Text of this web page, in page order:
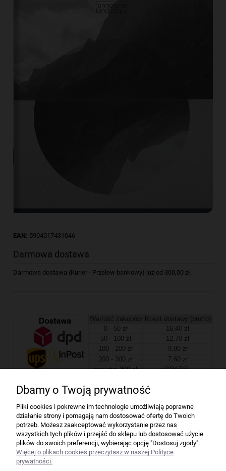
EAN: 5904017431046
Darmowa dostawa
Darmowa dostawa (Kurier - Przelew bankowy) już od 300,00 zł.
Wartość zakupów Koszt dostawy (brutto)
0 - 50 zł
16,40 zł
50 - 100 zł
12,70 zł
100 - 200 zł
9,80 zł
200 - 300 zł
7,60 zł
powyżej 300 zł
GRATIS
Firma
Bindownice wg producentów
Niszczarki wg producentów
Dbamy o Twoją prywatność
Pliki cookies i pokrewne im technologie umożliwiają poprawne
działanie strony i pomagają nam dostosować ofertę do Twoich
potrzeb. Możesz zaakceptować wykorzystanie przez nas
wszystkich tych plików i przejść do sklepu lub dostosować użycie
plików do swoich preferencji, wybierając opcję "Dostosuj zgody".
Więcej o plikach cookies przeczytasz w naszej Polityce
prywatności.